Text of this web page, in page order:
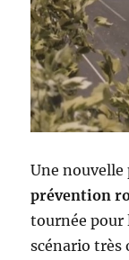
Une nouvelle
prévention
tournée pour
scénario